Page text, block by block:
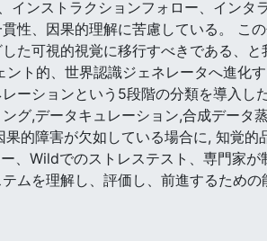
ンストラクションフォロー、インタ
性、因果的理解に苦慮している。 こ
た可視的視覚に移行すべきである、と
ト的、世界認識ジェネレータへ進化
ーションという5段階の分類を導入し
グ,データキュレーション,合成データ
的障害が欠如している場合に, 知覚的
、Wildでのストレステスト、専門家が
ムを理解し、評価し、前進するための